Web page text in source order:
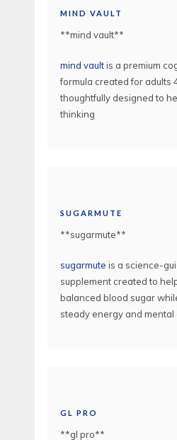
MIND VAULT
**mind vault**
mind vaultis a premium
formula created for adults
thoughtfully designed to
thinking
SUGARMUTE
** sugarmute**
sugarmute is a science-
supplement created to
balanced blood sugar
steady energy and mental
GL PRO
**gl pro**